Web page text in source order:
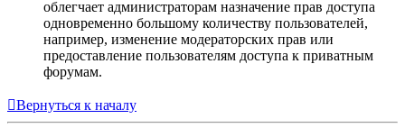
облегчает администраторам назначение прав доступа
одновременно большому количеству пользователей,
например, изменение модераторских прав или
предоставление пользователям доступа к приватным
форумам.
Вернуться к началу